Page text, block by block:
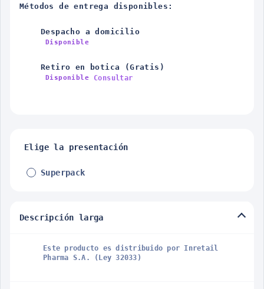
Métodos de entrega disponibles:
Despacho a domicilio
Disponible
Retiro en botica (Gratis)
Disponible Consultar
Elige la presentación
Superpack
Descripción larga
Este producto es distribuido por Inretail
Pharma S.A. (Ley 32033)